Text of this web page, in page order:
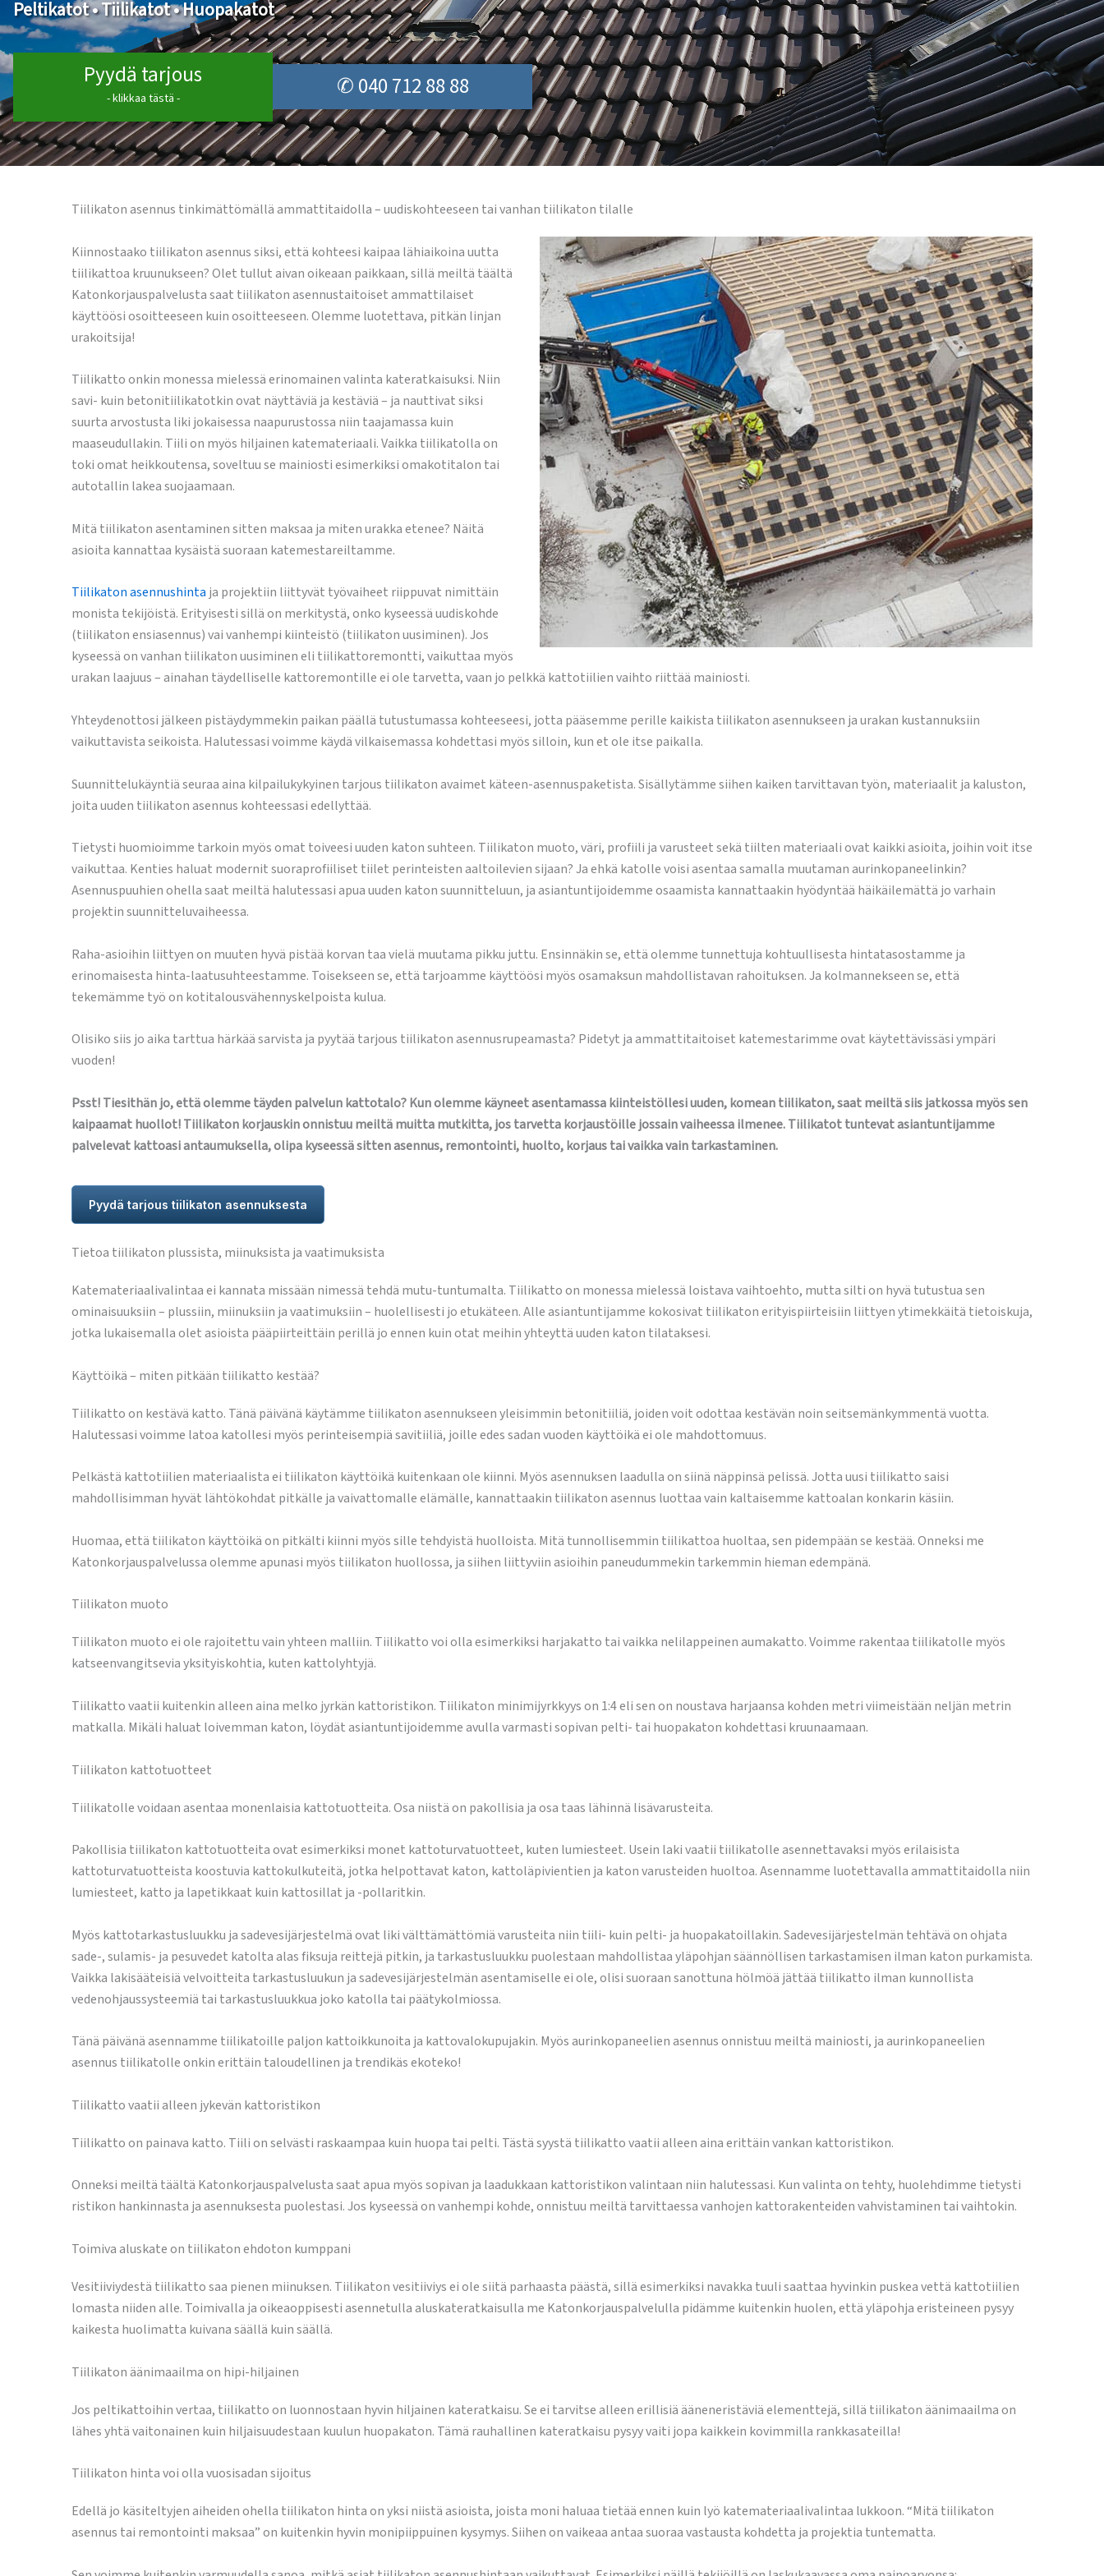
Peltikatot • Tiilikatot • Huopakatot
Pyydä tarjous
- klikkaa tästä - ✆ 040 712 88 88
Tiilikaton asennus tinkimättömällä ammattitaidolla – uudiskohteeseen tai vanhan tiilikaton tilalle
Kiinnostaako tiilikaton asennus siksi, että kohteesi kaipaa lähiaikoina uutta
tiilikattoa kruunukseen? Olet tullut aivan oikeaan paikkaan, sillä meiltä täältä
Katonkorjauspalvelusta saat tiilikaton asennustaitoiset ammattilaiset
käyttöösi osoitteeseen kuin osoitteeseen. Olemme luotettava, pitkän linjan
urakoitsija!
Tiilikatto onkin monessa mielessä erinomainen valinta kateratkaisuksi. Niin
savi- kuin betonitiilikatotkin ovat näyttäviä ja kestäviä – ja nauttivat siksi
suurta arvostusta liki jokaisessa naapurustossa niin taajamassa kuin
maaseudullakin. Tiili on myös hiljainen katemateriaali. Vaikka tiilikatolla on
toki omat heikkoutensa, soveltuu se mainiosti esimerkiksi omakotitalon tai
autotallin lakea suojaamaan.
Mitä tiilikaton asentaminen sitten maksaa ja miten urakka etenee? Näitä
asioita kannattaa kysäistä suoraan katemestareiltamme.
Tiilikaton asennushinta ja projektiin liittyvät työvaiheet riippuvat nimittäin
monista tekijöistä. Erityisesti sillä on merkitystä, onko kyseessä uudiskohde
(tiilikaton ensiasennus) vai vanhempi kiinteistö (tiilikaton uusiminen). Jos
kyseessä on vanhan tiilikaton uusiminen eli tiilikattoremontti, vaikuttaa myös
urakan laajuus – ainahan täydelliselle kattoremontille ei ole tarvetta, vaan jo pelkkä kattotiilien vaihto riittää mainiosti.
Yhteydenottosi jälkeen pistäydymmekin paikan päällä tutustumassa kohteeseesi, jotta pääsemme perille kaikista tiilikaton asennukseen ja urakan kustannuksiin
vaikuttavista seikoista. Halutessasi voimme käydä vilkaisemassa kohdettasi myös silloin, kun et ole itse paikalla.
Suunnittelukäyntiä seuraa aina kilpailukykyinen tarjous tiilikaton avaimet käteen-asennuspaketista. Sisällytämme siihen kaiken tarvittavan työn, materiaalit ja kaluston,
joita uuden tiilikaton asennus kohteessasi edellyttää.
Tietysti huomioimme tarkoin myös omat toiveesi uuden katon suhteen. Tiilikaton muoto, väri, profiili ja varusteet sekä tiilten materiaali ovat kaikki asioita, joihin voit itse
vaikuttaa. Kenties haluat modernit suoraprofiiliset tiilet perinteisten aaltoilevien sijaan? Ja ehkä katolle voisi asentaa samalla muutaman aurinkopaneelinkin?
Asennuspuuhien ohella saat meiltä halutessasi apua uuden katon suunnitteluun, ja asiantuntijoidemme osaamista kannattaakin hyödyntää häikäilemättä jo varhain
projektin suunnitteluvaiheessa.
Raha-asioihin liittyen on muuten hyvä pistää korvan taa vielä muutama pikku juttu. Ensinnäkin se, että olemme tunnettuja kohtuullisesta hintatasostamme ja
erinomaisesta hinta-laatusuhteestamme. Toisekseen se, että tarjoamme käyttöösi myös osamaksun mahdollistavan rahoituksen. Ja kolmannekseen se, että
tekemämme työ on kotitalousvähennyskelpoista kulua.
Olisiko siis jo aika tarttua härkää sarvista ja pyytää tarjous tiilikaton asennusrupeamasta? Pidetyt ja ammattitaitoiset katemestarimme ovat käytettävissäsi ympäri
vuoden!
Psst! Tiesithän jo, että olemme täyden palvelun kattotalo? Kun olemme käyneet asentamassa kiinteistöllesi uuden, komean tiilikaton, saat meiltä siis jatkossa myös sen
kaipaamat huollot! Tiilikaton korjauskin onnistuu meiltä muitta mutkitta, jos tarvetta korjaustöille jossain vaiheessa ilmenee. Tiilikatot tuntevat asiantuntijamme
palvelevat kattoasi antaumuksella, olipa kyseessä sitten asennus, remontointi, huolto, korjaus tai vaikka vain tarkastaminen.
Pyydä tarjous tiilikaton asennuksesta
Tietoa tiilikaton plussista, miinuksista ja vaatimuksista
Katemateriaalivalintaa ei kannata missään nimessä tehdä mutu-tuntumalta. Tiilikatto on monessa mielessä loistava vaihtoehto, mutta silti on hyvä tutustua sen
ominaisuuksiin – plussiin, miinuksiin ja vaatimuksiin – huolellisesti jo etukäteen. Alle asiantuntijamme kokosivat tiilikaton erityispiirteisiin liittyen ytimekkäitä tietoiskuja,
jotka lukaisemalla olet asioista pääpiirteittäin perillä jo ennen kuin otat meihin yhteyttä uuden katon tilataksesi.
Käyttöikä – miten pitkään tiilikatto kestää?
Tiilikatto on kestävä katto. Tänä päivänä käytämme tiilikaton asennukseen yleisimmin betonitiiliä, joiden voit odottaa kestävän noin seitsemänkymmentä vuotta.
Halutessasi voimme latoa katollesi myös perinteisempiä savitiiliä, joille edes sadan vuoden käyttöikä ei ole mahdottomuus.
Pelkästä kattotiilien materiaalista ei tiilikaton käyttöikä kuitenkaan ole kiinni. Myös asennuksen laadulla on siinä näppinsä pelissä. Jotta uusi tiilikatto saisi
mahdollisimman hyvät lähtökohdat pitkälle ja vaivattomalle elämälle, kannattaakin tiilikaton asennus luottaa vain kaltaisemme kattoalan konkarin käsiin.
Huomaa, että tiilikaton käyttöikä on pitkälti kiinni myös sille tehdyistä huolloista. Mitä tunnollisemmin tiilikattoa huoltaa, sen pidempään se kestää. Onneksi me
Katonkorjauspalvelussa olemme apunasi myös tiilikaton huollossa, ja siihen liittyviin asioihin paneudummekin tarkemmin hieman edempänä.
Tiilikaton muoto
Tiilikaton muoto ei ole rajoitettu vain yhteen malliin. Tiilikatto voi olla esimerkiksi harjakatto tai vaikka nelilappeinen aumakatto. Voimme rakentaa tiilikatolle myös
katseenvangitsevia yksityiskohtia, kuten kattolyhtyjä.
Tiilikatto vaatii kuitenkin alleen aina melko jyrkän kattoristikon. Tiilikaton minimijyrkkyys on 1:4 eli sen on noustava harjaansa kohden metri viimeistään neljän metrin
matkalla. Mikäli haluat loivemman katon, löydät asiantuntijoidemme avulla varmasti sopivan pelti- tai huopakaton kohdettasi kruunaamaan.
Tiilikaton kattotuotteet
Tiilikatolle voidaan asentaa monenlaisia kattotuotteita. Osa niistä on pakollisia ja osa taas lähinnä lisävarusteita.
Pakollisia tiilikaton kattotuotteita ovat esimerkiksi monet kattoturvatuotteet, kuten lumiesteet. Usein laki vaatii tiilikatolle asennettavaksi myös erilaisista
kattoturvatuotteista koostuvia kattokulkuteitä, jotka helpottavat katon, kattoläpivientien ja katon varusteiden huoltoa. Asennamme luotettavalla ammattitaidolla niin
lumiesteet, katto ja lapetikkaat kuin kattosillat ja -pollaritkin.
Myös kattotarkastusluukku ja sadevesijärjestelmä ovat liki välttämättömiä varusteita niin tiili- kuin pelti- ja huopakatoillakin. Sadevesijärjestelmän tehtävä on ohjata
sade-, sulamis- ja pesuvedet katolta alas fiksuja reittejä pitkin, ja tarkastusluukku puolestaan mahdollistaa yläpohjan säännöllisen tarkastamisen ilman katon purkamista.
Vaikka lakisääteisiä velvoitteita tarkastusluukun ja sadevesijärjestelmän asentamiselle ei ole, olisi suoraan sanottuna hölmöä jättää tiilikatto ilman kunnollista
vedenohjaussysteemiä tai tarkastusluukkua joko katolla tai päätykolmiossa.
Tänä päivänä asennamme tiilikatoille paljon kattoikkunoita ja kattovalokupujakin. Myös aurinkopaneelien asennus onnistuu meiltä mainiosti, ja aurinkopaneelien
asennus tiilikatolle onkin erittäin taloudellinen ja trendikäs ekoteko!
Tiilikatto vaatii alleen jykevän kattoristikon
Tiilikatto on painava katto. Tiili on selvästi raskaampaa kuin huopa tai pelti. Tästä syystä tiilikatto vaatii alleen aina erittäin vankan kattoristikon.
Onneksi meiltä täältä Katonkorjauspalvelusta saat apua myös sopivan ja laadukkaan kattoristikon valintaan niin halutessasi. Kun valinta on tehty, huolehdimme tietysti
ristikon hankinnasta ja asennuksesta puolestasi. Jos kyseessä on vanhempi kohde, onnistuu meiltä tarvittaessa vanhojen kattorakenteiden vahvistaminen tai vaihtokin.
Toimiva aluskate on tiilikaton ehdoton kumppani
Vesitiiviydestä tiilikatto saa pienen miinuksen. Tiilikaton vesitiiviys ei ole siitä parhaasta päästä, sillä esimerkiksi navakka tuuli saattaa hyvinkin puskea vettä kattotiilien
lomasta niiden alle. Toimivalla ja oikeaoppisesti asennetulla aluskateratkaisulla me Katonkorjauspalvelulla pidämme kuitenkin huolen, että yläpohja eristeineen pysyy
kaikesta huolimatta kuivana säällä kuin säällä.
Tiilikaton äänimaailma on hipi-hiljainen
Jos peltikattoihin vertaa, tiilikatto on luonnostaan hyvin hiljainen kateratkaisu. Se ei tarvitse alleen erillisiä ääneneristäviä elementtejä, sillä tiilikaton äänimaailma on
lähes yhtä vaitonainen kuin hiljaisuudestaan kuulun huopakaton. Tämä rauhallinen kateratkaisu pysyy vaiti jopa kaikkein kovimmilla rankkasateilla!
Tiilikaton hinta voi olla vuosisadan sijoitus
Edellä jo käsiteltyjen aiheiden ohella tiilikaton hinta on yksi niistä asioista, joista moni haluaa tietää ennen kuin lyö katemateriaalivalintaa lukkoon. “Mitä tiilikaton
asennus tai remontointi maksaa” on kuitenkin hyvin monipiippuinen kysymys. Siihen on vaikeaa antaa suoraa vastausta kohdetta ja projektia tuntematta.